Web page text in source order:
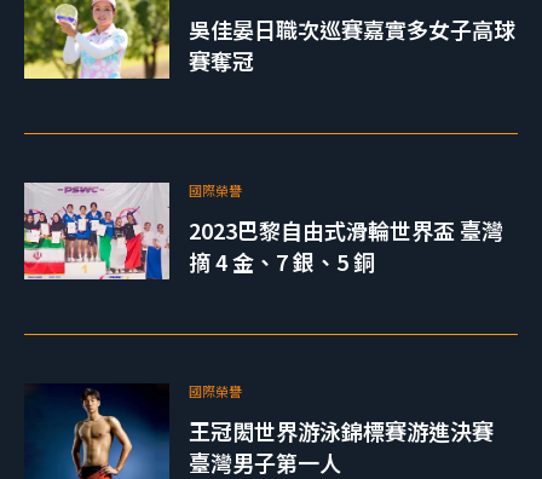
吳佳晏日職次巡賽嘉實多女子高球
賽奪冠
國際榮譽
2023巴黎自由式滑輪世界盃 臺灣
摘 4 金、7 銀、5 銅
國際榮譽
王冠閎世界游泳錦標賽游進決賽
臺灣男子第一人